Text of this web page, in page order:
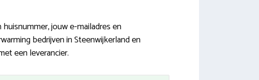
jouw e-mailadres en
bedrijven in Steenwijkerland en
een leverancier.